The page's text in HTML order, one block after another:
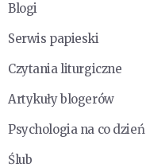
Blogi
Serwis papieski
Czytania liturgiczne
Artykuły blogerów
Psychologia na co dzień
Ślub